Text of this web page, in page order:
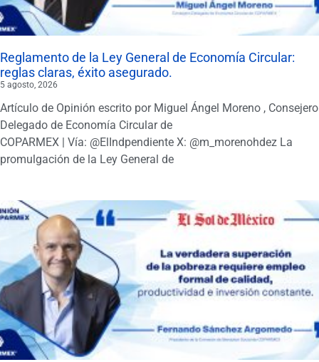
Reglamento de la Ley General de Economía Circular:
reglas claras, éxito asegurado.
5 agosto, 2026
Artículo de Opinión escrito por Miguel Ángel Moreno , Consejero
Delegado de Economía Circular de
COPARMEX | Vía: @ElIndpendiente X: @m_morenohdez La
promulgación de la Ley General de